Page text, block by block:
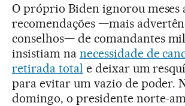
O próprio Biden ignorou meses
recomendações —mais
conselhos— de comandantes
insistiam na necessidade de
retirada total e deixar um
para evitar um vazio de poder.
domingo, o presidente norte-